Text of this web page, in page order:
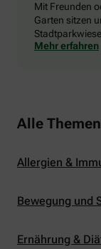
Mit Freunden
Garten sitzen
See gleiten
er uns auch
Temperaturen
klettern und
rauben,
Mehr erfahren
Alle Themen
Allergien &
Bewegung und
Ernährung &